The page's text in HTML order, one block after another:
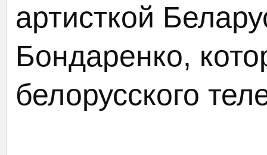
артисткой
Бондаренко,
белорусского